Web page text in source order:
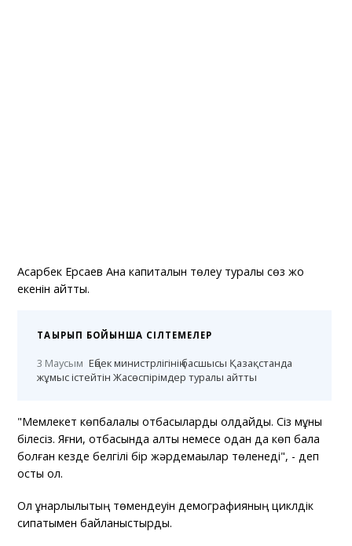
Асқарбек Ерсаев Ана капиталын төлеу туралы сөз жоқ
екенін айтты.
ТАҚЫРЫП БОЙЫНША СІЛТЕМЕЛЕР
3 Маусым Еңбек министрлігінің басшысы Қазақстанда
жұмыс істейтін Жасөспірімдер туралы айтты
"Мемлекет көпбалалы отбасыларды қолдайды. Сіз мұны
білесіз. Яғни, отбасында алты немесе одан да көп бала
болған кезде белгілі бір жәрдемақылар төленеді", - деп
қосты ол.
Ол құнарлылықтың төмендеуін демографияның циклдік
сипатымен байланыстырды.